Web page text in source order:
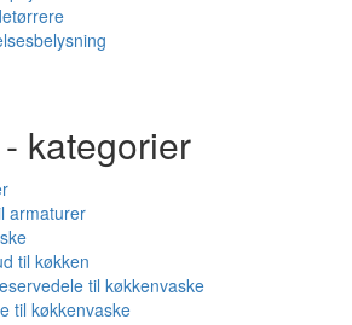
kategorier
armaturer
til køkken
til køkkenvaske
til køkkenvaske